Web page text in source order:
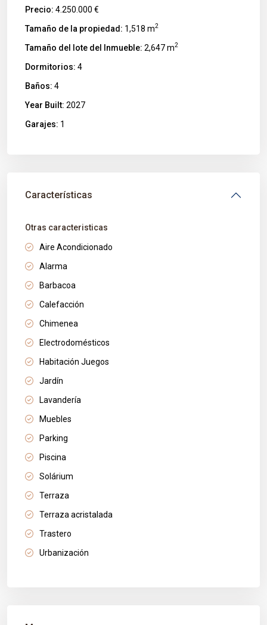
Precio: 4.250.000 €
Tamaño de la propiedad: 1,518 m2
Tamaño del lote del Inmueble: 2,647 m2
Dormitorios: 4
Baños: 4
Year Built: 2027
Garajes: 1
Características
Otras caracteristicas
Aire Acondicionado
Alarma
Barbacoa
Calefacción
Chimenea
Electrodomésticos
Habitación Juegos
Jardín
Lavandería
Muebles
Parking
Piscina
Solárium
Terraza
Terraza acristalada
Trastero
Urbanización